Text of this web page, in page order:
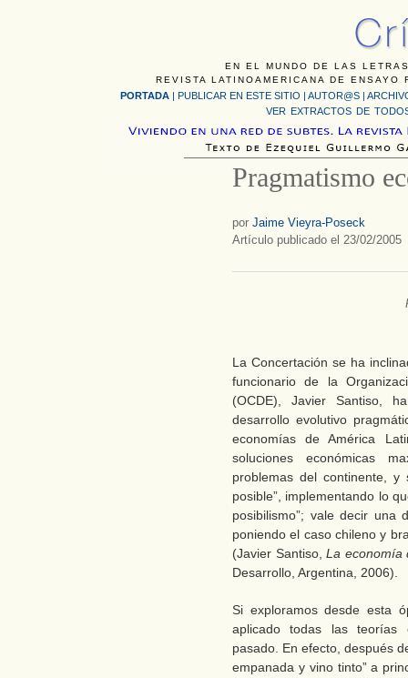
EN EL MUNDO DE LAS
REVISTA LATINOAMERICANA DE
PORTADA | PUBLICAR EN ESTE SITIO | AUTOR@S |
VER EXTRACTOS DE
Pragmatismo
por Jaime Vieyra-Poseck
Artículo publicado el 23/02/2005
La Concertación se ha
funcionario de la
(OCDE), Javier Santiso,
desarrollo evolutivo
economías de América
soluciones económicas
problemas del continente,
posible”, implementando lo
posibilismo”; vale decir una
poniendo el caso chileno y
(Javier Santiso, La economía
Desarrollo, Argentina, 2006).
Si exploramos desde esta
aplicado todas las teorías
pasado. En efecto, después
empanada y vino tinto” a